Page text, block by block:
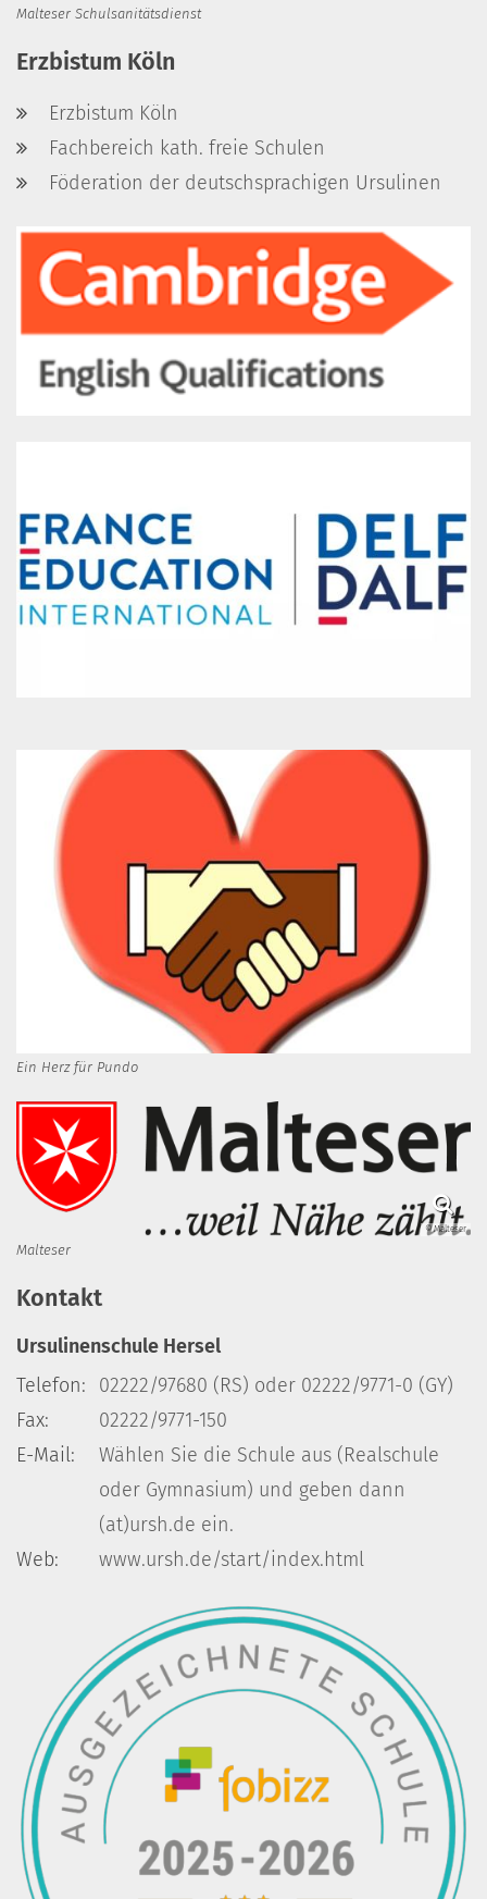
Malteser Schulsanitätsdienst
Erzbistum Köln
Erzbistum Köln
Fachbereich kath. freie Schulen
Föderation der deutschsprachigen Ursulinen
Ein Herz für Pundo
© Malteser
Malteser
Kontakt
Ursulinenschule Hersel
Telefon:
02222/97680 (RS) oder 02222/9771-0 (GY)
Fax:
02222/9771-150
E-Mail:
Wählen Sie die Schule aus (Realschule
oder Gymnasium) und geben dann
(at)ursh.de ein.
Web:
www.ursh.de/start/index.html